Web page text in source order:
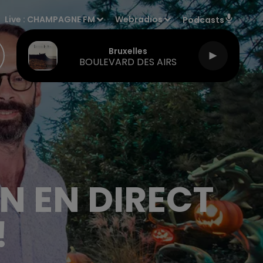
Live : CHAMPAGNE FM Webradios Podcasts
Bruxelles
BOULEVARD DES AIRS
EN DIRECT